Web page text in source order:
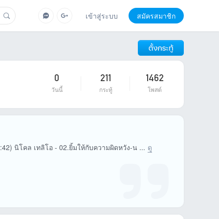
เข้าสู่ระบบ สมัครสมาชิก
0
วันนี้
211
กระทู้
1462
โพสต์
นิโคล เทลิโอ - 02.ยิ้มให้กับความผิดหวัง-น ... ดู